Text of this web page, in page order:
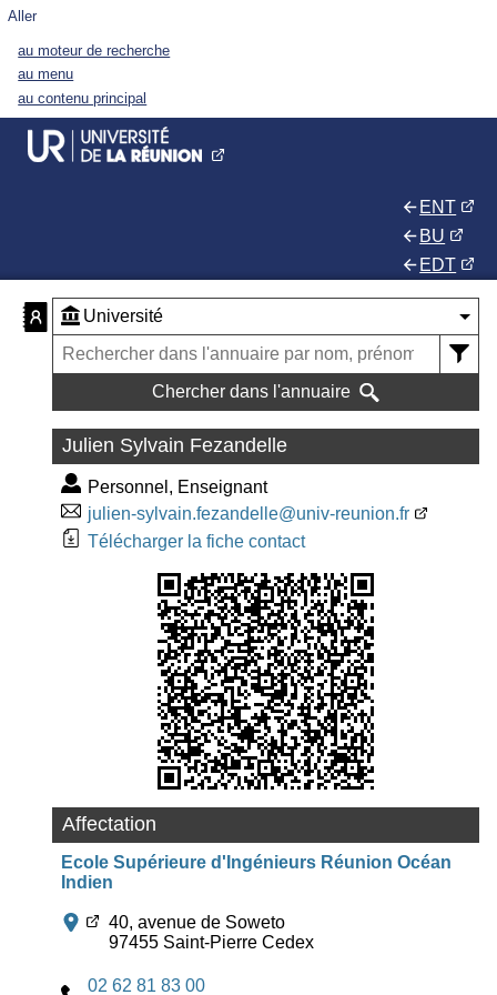
Aller
au moteur de recherche
au menu
au contenu principal
ENT
BU
EDT
Chercher dans l'annuaire
Julien Sylvain Fezandelle
Personnel, Enseignant
julien-sylvain.fezandelle@univ-reunion.fr
Télécharger la fiche contact
Affectation
Ecole Supérieure d'Ingénieurs Réunion Océan
Indien
40, avenue de Soweto
97455 Saint-Pierre Cedex
02 62 81 83 00